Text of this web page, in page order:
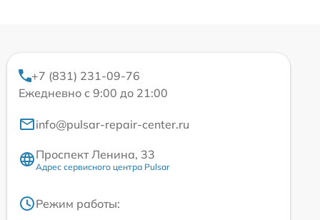
+7 (831) 231-09-76
Ежедневно с 9:00 до 21:00
info@pulsar-repair-center.ru
Проспект Ленина, 33
Адрес сервисного центра Pulsar
Режим работы: